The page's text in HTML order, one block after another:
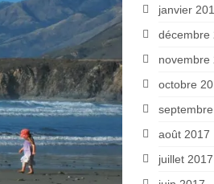
janvier
décembre
novembre
octobre
août 2017
juillet 2017